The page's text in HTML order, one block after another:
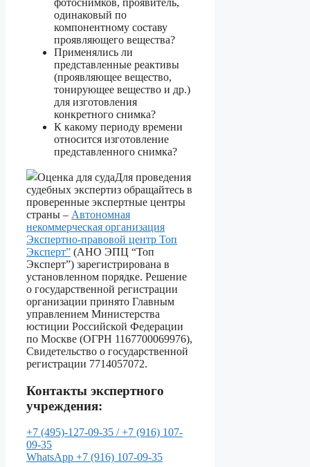
фотоснимков, проявитель,
одинаковый по
компонентному составу
проявляющего вещества?
Применялись ли
представленные реактивы
(проявляющее вещество,
тонирующее вещество и др.)
для изготовления
конкретного снимка?
К какому периоду времени
относится изготовление
представленного снимка?
Для проведения
судебных экспертиз обращайтесь в
проверенные экспертные центры
страны – Автономная
некоммерческая организация
Экспертно-правовой центр Топ
Эксперт” (АНО ЭПЦ “Топ
Эксперт”) зарегистрирована в
установленном порядке. Решение
о государственной регистрации
организации принято Главным
управлением Министерства
юстиции Российской Федерации
по Москве (ОГРН 1167700069976),
Свидетельство о государственной
регистрации 7714057072.
Контакты экспертного
учреждения:
+7 (495)-127-09-35 /+7 (916) 107-
09-35
WhatsApp +7 (916) 107-09-35